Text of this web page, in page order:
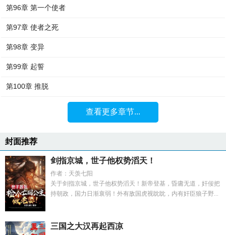
第96章 第一个使者
第97章 使者之死
第98章 变异
第99章 起誓
第100章 推脱
查看更多章节...
封面推荐
剑指京城，世子他权势滔天！
作者：天羡七阳
关于剑指京城，世子他权势滔天！新帝登基，昏庸无道，奸佞把
持朝政，国力日渐衰弱！外有敌国虎视眈眈，内有奸臣狼子野...
三国之大汉再起西凉